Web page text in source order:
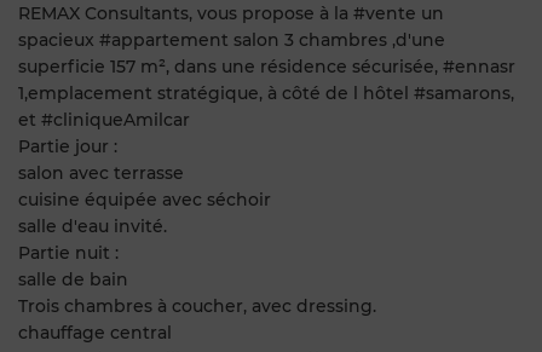
REMAX Consultants, vous propose à la #vente un
spacieux #appartement salon 3 chambres ,d'une
superficie 157 m², dans une résidence sécurisée, #ennasr
1,emplacement stratégique, à côté de l hôtel #samarons,
et #cliniqueAmilcar
Partie jour :
salon avec terrasse
cuisine équipée avec séchoir
salle d'eau invité.
Partie nuit :
salle de bain
Trois chambres à coucher, avec dressing.
chauffage central